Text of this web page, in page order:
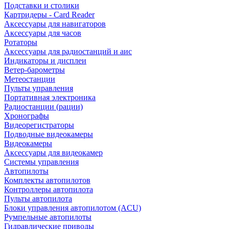
Подставки и столики
Картридеры - Card Reader
Аксессуары для навигаторов
Аксессуары для часов
Ротаторы
Аксессуары для радиостанций и аис
Индикаторы и дисплеи
Ветер-барометры
Метеостанции
Пульты управления
Портативная электроника
Радиостанции (рации)
Хронографы
Видеорегистраторы
Подводные видеокамеры
Видеокамеры
Аксессуары для видеокамер
Системы управления
Автопилоты
Комплекты автопилотов
Контроллеры автопилота
Пульты автопилота
Блоки управления автопилотом (ACU)
Румпельные автопилоты
Гидравлические приводы